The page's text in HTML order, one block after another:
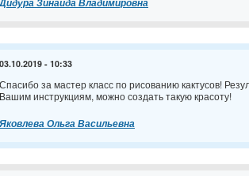
Дидура Зинаида Владимировна
03.10.2019 - 10:33
Спасибо за мастер класс по рисованию кактусов!
Вашим инструкциям, можно создать такую красоту!
Яковлева Ольга Васильевна